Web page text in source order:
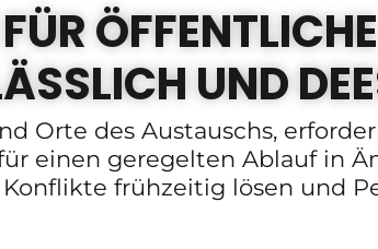
UND
Orte des Austauschs,
einen geregelten Ablauf in
frühzeitig lösen und